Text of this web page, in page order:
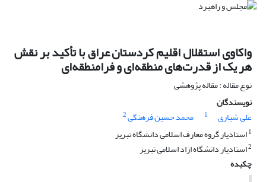
واکاوی استقلال اقلیم کردستان عراق با تأکید بر نقش
هر یک از قدرت‌های منطقه‌ای و فرامنطقه‌ای
نوع مقاله : مقاله پژوهشی
نویسندگان
علی شیاری
1 محمد حسین فرهنگی2
1استادیار گروه معارف اسلامی دانشگاه تبریز
2استادیار دانشگاه ازاد اسلامی تبریز
چکیده